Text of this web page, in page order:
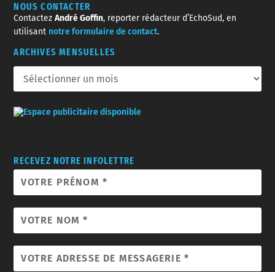
NOUS CONTACTER
ContactezAndré Goffin, reporter rédacteur d’EchoSud, en
utilisant notre formulaire de contact.
ARCHIVES MENSUELLES
RECEVEZ NOTRE INFOLETTRE